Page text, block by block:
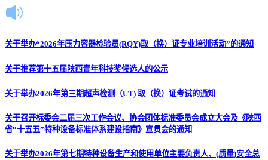
关于举办“2026年压力容器检验员(RQY)取（换）证专业培训活动”的通知
关于推荐第十五届陕西青年科技奖候选人的公示
关于举办2026年第三期超声检测（UT) 取（换）证考试的通知
关于召开标委会二届三次工作会议、协会团体标准委员会成立大会及《陕西
省“十五五”特种设备标准体系建设指南》宣贯会的通知
关于举办2026年第七期特种设备生产和使用单位主要负责人、(质量)安全总